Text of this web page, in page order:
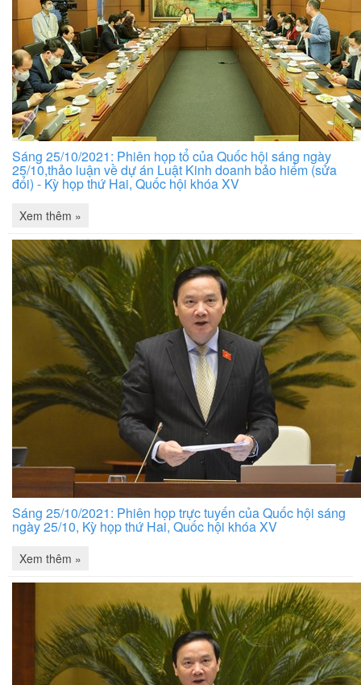
Sáng 25/10/2021: Phiên họp tổ của Quốc hội sáng ngày
25/10,thảo luận về dự án Luật Kinh doanh bảo hiểm (sửa
đổi) - Kỳ họp thứ Hai, Quốc hội khóa XV
Xem thêm »
Sáng 25/10/2021: Phiên họp trực tuyến của Quốc hội sáng
ngày 25/10, Kỳ họp thứ Hai, Quốc hội khóa XV
Xem thêm »